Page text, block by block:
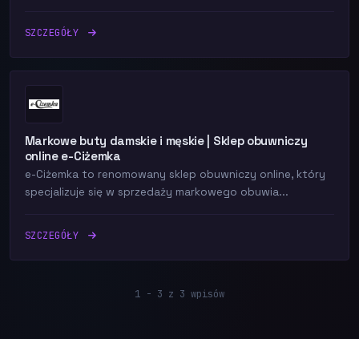
SZCZEGÓŁY
Markowe buty damskie i męskie | Sklep obuwniczy
online e-Ciżemka
e-Ciżemka to renomowany sklep obuwniczy online, który
specjalizuje się w sprzedaży markowego obuwia...
SZCZEGÓŁY
1 - 3 z 3 wpisów